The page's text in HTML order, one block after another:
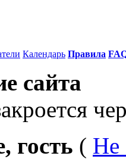
Календарь Правила
сайта
гость ( Не